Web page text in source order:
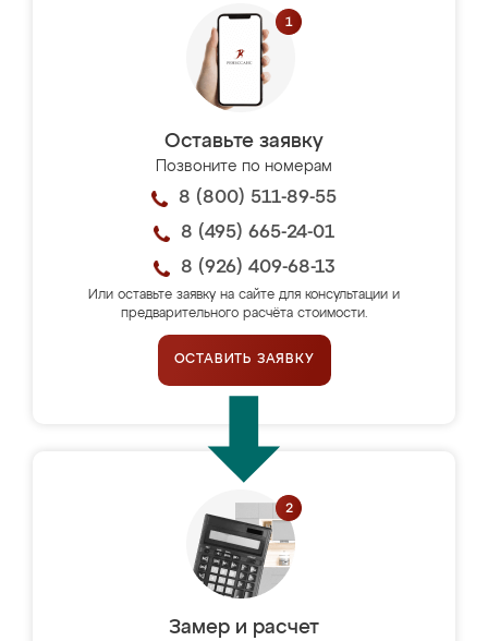
Оставьте заявку
Позвоните по номерам
8 (800) 511-89-55
8 (495) 665-24-01
8 (926) 409-68-13
Или оставьте заявку на сайте для консультации и
предварительного расчёта стоимости.
ОСТАВИТЬ ЗАЯВКУ
Замер и расчет